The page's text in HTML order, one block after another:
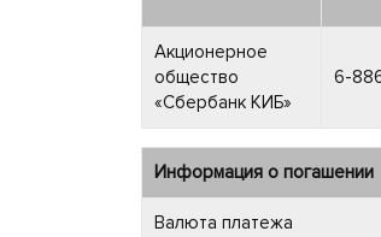
Акционерное
общество
«Сбербанк КИБ»
6-
Информация о погашении
Валюта платежа